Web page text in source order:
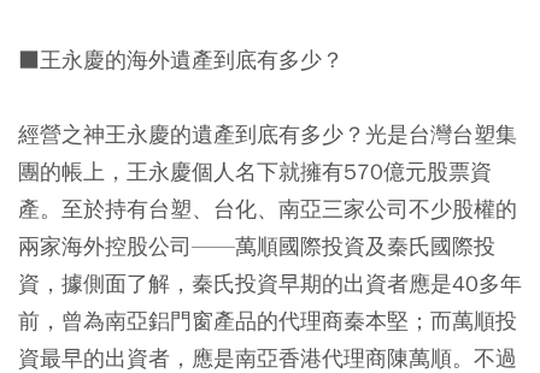
■王永慶的海外遺產到底有多少？
經營之神王永慶的遺產到底有多少？光是台灣台塑集
團的帳上，王永慶個人名下就擁有570億元股票資
產。至於持有台塑、台化、南亞三家公司不少股權的
兩家海外控股公司——萬順國際投資及秦氏國際投
資，據側面了解，秦氏投資早期的出資者應是40多年
前，曾為南亞鋁門窗產品的代理商秦本堅；而萬順投
資最早的出資者，應是南亞香港代理商陳萬順。不過